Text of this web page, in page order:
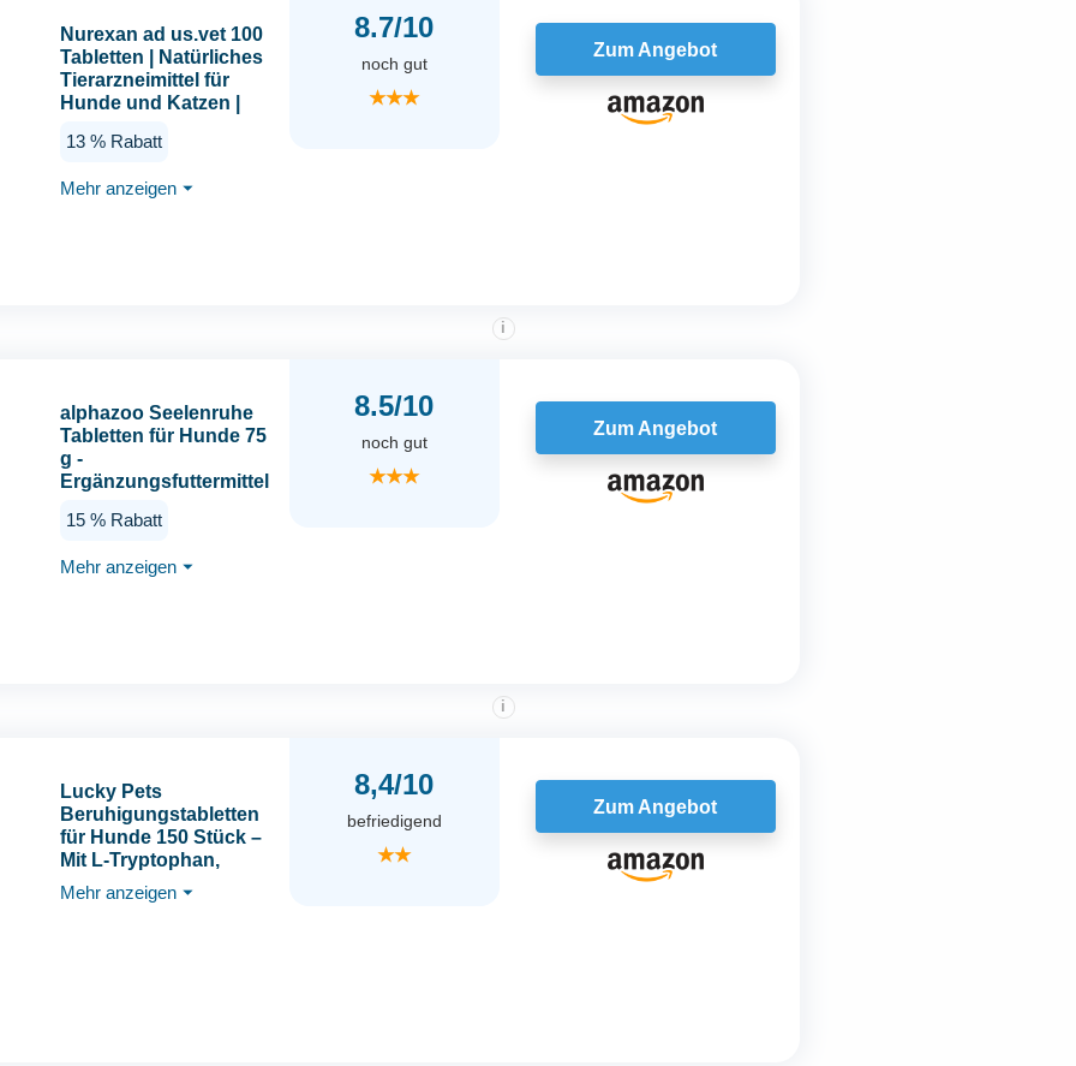
Nurexan ad us.vet 100
Tabletten | Natürliches
Tierarzneimittel für
Hunde und Katzen |
13 % Rabatt
Mehr anzeigen ⏷
8.7/10
noch gut
★★★
Zum Angebot
alphazoo Seelenruhe
Tabletten für Hunde 75
g -
Ergänzungsfuttermittel
Hopfen - mit Hanföl &
künstliche Zusätze - für
15 % Rabatt
Mehr anzeigen ⏷
8.5/10
i
noch gut
★★★
Zum Angebot
Lucky Pets
Beruhigungstabletten
für Hunde 150 Stück –
Mit L-Tryptophan,
Baldrian und Hanfsaat
– Für Stress, Angst,
Mehr anzeigen ⏷
8,4/10
i
befriedigend
★★
Zum Angebot